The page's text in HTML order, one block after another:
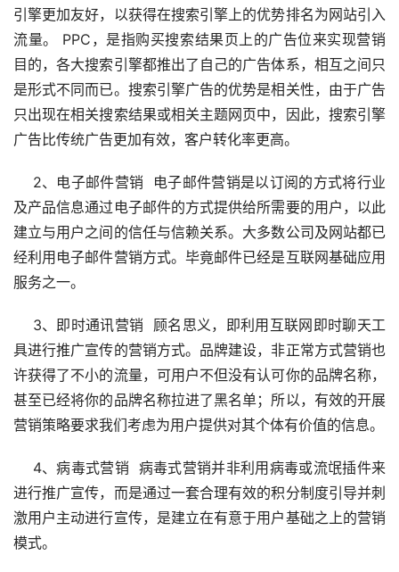
引擎更加友好，以获得在搜索引擎上的优势排名为网站引入
流量。 PPC，是指购买搜索结果页上的广告位来实现营销
目的，各大搜索引擎都推出了自己的广告体系，相互之间只
是形式不同而已。搜索引擎广告的优势是相关性，由于广告
只出现在相关搜索结果或相关主题网页中，因此，搜索引擎
广告比传统广告更加有效，客户转化率更高。
2、电子邮件营销  电子邮件营销是以订阅的方式将行业
及产品信息通过电子邮件的方式提供给所需要的用户，以此
建立与用户之间的信任与信赖关系。大多数公司及网站都已
经利用电子邮件营销方式。毕竟邮件已经是互联网基础应用
服务之一。
3、即时通讯营销  顾名思义，即利用互联网即时聊天工
具进行推广宣传的营销方式。品牌建设，非正常方式营销也
许获得了不小的流量，可用户不但没有认可你的品牌名称，
甚至已经将你的品牌名称拉进了黑名单；所以，有效的开展
营销策略要求我们考虑为用户提供对其个体有价值的信息。
4、病毒式营销  病毒式营销并非利用病毒或流氓插件来
进行推广宣传，而是通过一套合理有效的积分制度引导并刺
激用户主动进行宣传，是建立在有意于用户基础之上的营销
模式。